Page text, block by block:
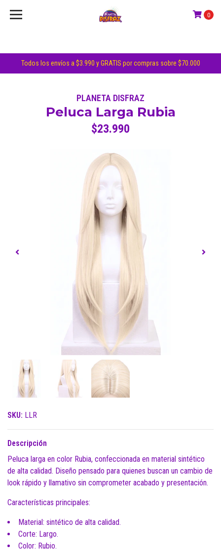
Todos los envíos a $3.990 y GRATIS por compras sobre $70.000
0
PLANETA DISFRAZ
Peluca Larga Rubia
$23.990
SKU: LLR
Descripción
Peluca larga en color Rubia, confeccionada en material sintético
de alta calidad. Diseño pensado para quienes buscan un cambio de
look rápido y llamativo sin comprometer acabado y presentación.
Características principales:
Material: sintético de alta calidad.
Corte: Largo.
Color: Rubio.